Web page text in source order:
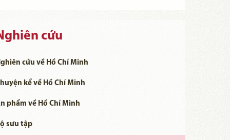
cứu
cứu về Hồ Chí Minh
kể về Hồ Chí Minh
phẩm về Hồ Chí Minh
sưu tập